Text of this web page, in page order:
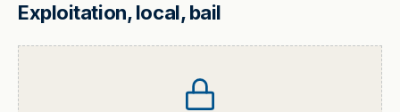
Exploitation, local, bail